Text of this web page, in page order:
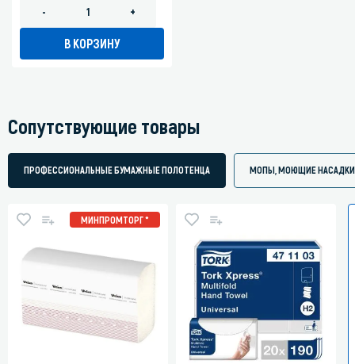
- +
В КОРЗИНУ
Сопутствующие товары
ПРОФЕССИОНАЛЬНЫЕ БУМАЖНЫЕ ПОЛОТЕНЦА МОПЫ, МОЮЩИЕ НАСАДКИ
МИНПРОМТОРГ *